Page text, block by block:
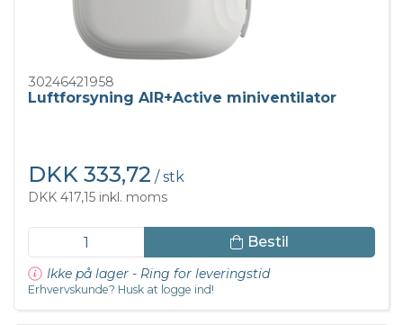
30246421958
Luftforsyning AIR+Active miniventilator
DKK 333,72 / stk
DKK 417,15 inkl. moms
Bestil
Ikke på lager - Ring for leveringstid
Erhvervskunde? Husk at logge ind!